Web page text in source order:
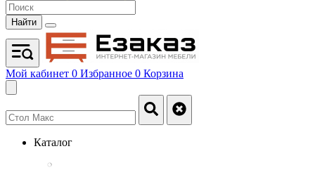
Найти
Мой кабинет 0 Избранное 0 Корзина
Каталог